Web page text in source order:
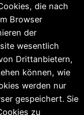
die nach
Browser
der
wesentlich
Drittanbietern,
können, wie
werden nur
gespeichert. Sie
zu